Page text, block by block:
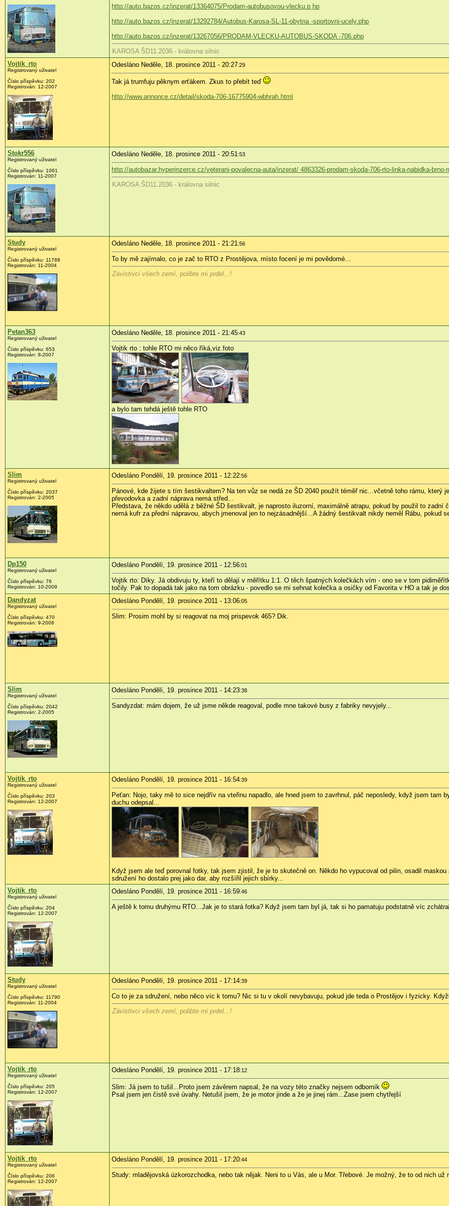
http://auto.bazos.cz/inzerat/13364075/Prodam-autobusovou-vlecku.p hp
http://auto.bazos.cz/inzerat/13292784/Autobus-Karosa-SL-11-obytna -sportovni-ucely.php
http://auto.bazos.cz/inzerat/13267056/PRODAM-VLECKU-AUTOBUS-SKODA -706.php
KAROSA ŠD11.2036 - královna silnic
Vojtik_rto
Registrovaný uživatel
Číslo příspěvku: 202
Registrován: 12-2007
Odesláno Neděle, 18. prosince 2011 - 20:27:29
Tak já trumfuju pěknym erťákem. Zkus to přebít teď
http://www.annonce.cz/detail/skoda-706-16775904-wbhrah.html
Stokr556
Registrovaný uživatel
Číslo příspěvku: 1061
Registrován: 11-2007
Odesláno Neděle, 18. prosince 2011 - 20:51:53
http://autobazar.hyperinzerce.cz/veterani-povalecna-auta/inzerat/ 4863326-prodam-skoda-706-rto-linka-nabidka-brno-
KAROSA ŠD11.2036 - královna silnic
Study
Registrovaný uživatel
Číslo příspěvku: 11788
Registrován: 11-2004
Odesláno Neděle, 18. prosince 2011 - 21:21:56
To by mě zajímalo, co je zač to RTO z Prostějova, místo focení je mi povědomé...
Závistivci všech zemí, polibte mi prdel...!
Petan363
Registrovaný uživatel
Číslo příspěvku: 653
Registrován: 8-2007
Odesláno Neděle, 18. prosince 2011 - 21:45:43
Vojtik rto : tohle RTO mi něco říká,viz.foto
a bylo tam tehdá ještě tohle RTO
Slim
Registrovaný uživatel
Číslo příspěvku: 2037
Registrován: 2-2005
Odesláno Pondělí, 19. prosince 2011 - 12:22:56
Pánové, kde žijete s tím šestikvaltem? Na ten vůz se nedá ze ŠD 2040 použít téměř nic...včetně toho rámu, který
převodovka a zadní náprava nemá střed...
Představa, že někdo udělá z běžné ŠD šestikvalt, je naprosto iluzorní, maximálně atrapu, pokud by použil to
nemá kufr za přední nápravou, abych jmenoval jen to nejzásadnější...A žádný šestikvalt nikdy neměl Rábu, pokud
Dp150
Registrovaný uživatel
Číslo příspěvku: 76
Registrován: 10-2009
Odesláno Pondělí, 19. prosince 2011 - 12:56:01
Vojtik rto: Díky. Já obdivuju ty, kteří to dělají v měřítku 1:1. O těch špatných kolečkách vím - ono se v tom
točily. Pak to dopadá tak jako na tom obrázku - povedlo se mi sehnat kolečka a osičky od Favorita v HO a tak je
Dandyzat
Registrovaný uživatel
Číslo příspěvku: 470
Registrován: 9-2006
Odesláno Pondělí, 19. prosince 2011 - 13:06:05
Slim: Prosim mohl by si reagovat na moj prispevok 465? Dik.
Slim
Registrovaný uživatel
Číslo příspěvku: 2042
Registrován: 2-2005
Odesláno Pondělí, 19. prosince 2011 - 14:23:38
Sandyzdat: mám dojem, že už jsme někde reagoval, podle mne takové busy z fabriky nevyjely...
Vojtik_rto
Registrovaný uživatel
Číslo příspěvku: 203
Registrován: 12-2007
Odesláno Pondělí, 19. prosince 2011 - 16:54:39
Peťan: Nojo, taky mě to sice nejdřív na vteřinu napadlo, ale hned jsem to zavrhnul, páč neposledy, když jsem tam
duchu odepsal...
Když jsem ale teď porovnal fotky, tak jsem zjistil, že je to skutečně on. Někdo ho vypucoval od pilin, osadil
sdružení ho dostalo prej jako dar, aby rozšířil jejich sbírky...
Vojtik_rto
Registrovaný uživatel
Číslo příspěvku: 204
Registrován: 12-2007
Odesláno Pondělí, 19. prosince 2011 - 16:59:46
A ještě k tomu druhýmu RTO...Jak je to stará fotka? Když jsem tam byl já, tak si ho pamatuju podstatně víc
Study
Registrovaný uživatel
Číslo příspěvku: 11790
Registrován: 11-2004
Odesláno Pondělí, 19. prosince 2011 - 17:14:39
Co to je za sdružení, nebo něco víc k tomu? Nic si tu v okolí nevybavuju, pokud jde teda o Prostějov i fyzicky.
Závistivci všech zemí, polibte mi prdel...!
Vojtik_rto
Registrovaný uživatel
Číslo příspěvku: 205
Registrován: 12-2007
Odesláno Pondělí, 19. prosince 2011 - 17:18:12
Slim: Já jsem to tušil...Proto jsem závěrem napsal, že na vozy této značky nejsem odborník
Psal jsem jen čistě své úvahy. Netušil jsem, že je motor jinde a že je jinej rám...Zase jsem chytřejší
Vojtik_rto
Registrovaný uživatel
Číslo příspěvku: 206
Registrován: 12-2007
Odesláno Pondělí, 19. prosince 2011 - 17:20:44
Study: mladějovská úzkorozchodka, nebo tak nějak. Neni to u Vás, ale u Mor. Třebové. Je možný, že to od nich